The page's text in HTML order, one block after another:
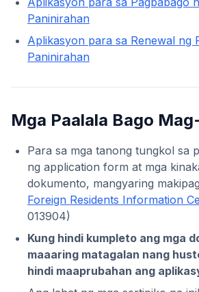
Paninirahan
Aplikasyon para sa Renewal ng
Paninirahan
Mga Paalala Bago
Para sa mga tanong tungkol sa
ng application form at mga
dokumento, mangyaring
Foreign Residents Information
013904)
Kung hindi kumpleto ang mga
maaaring matagalan nang
hindi maaprubahan ang